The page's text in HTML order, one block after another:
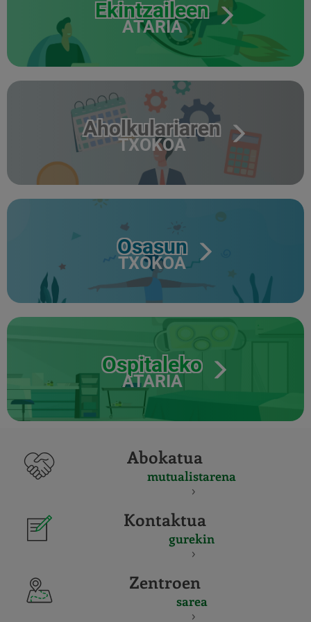
Ekintzaileen
ATARIA
Aholkulariaren
TXOKOA
Osasun
TXOKOA
Ospitaleko
ATARIA
Abokatua
mutualistarena
Kontaktua
gurekin
Zentroen
sarea